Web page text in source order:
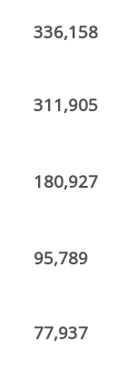
336,158
311,905
180,927
95,789
77,937